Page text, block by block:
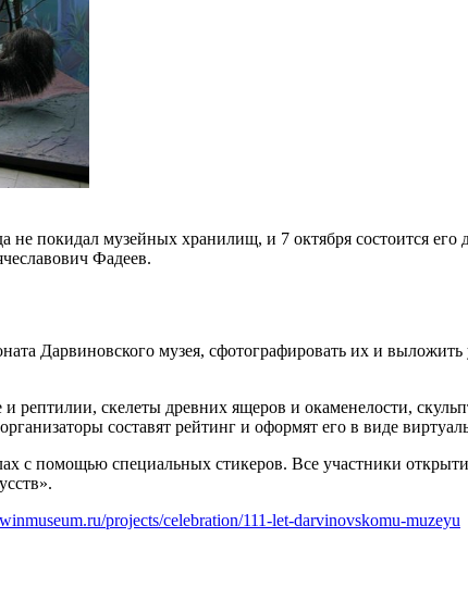
покидал музейных хранилищ, и 7 октября состоится
Фадеев.
Дарвиновского музея, сфотографировать их и
рептилии, скелеты древних ящеров и окаменелости,
составят рейтинг и оформят его в виде
с помощью специальных стикеров. Все участники
projects/celebration/111-let-darvinovskomu-muzeyu